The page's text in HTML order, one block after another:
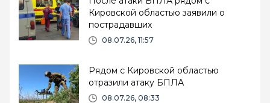
Кировской областью заявили о
пострадавших
08.07.26, 11:57
Рядом с Кировской областью
отразили атаку БПЛА
08.07.26, 08:33